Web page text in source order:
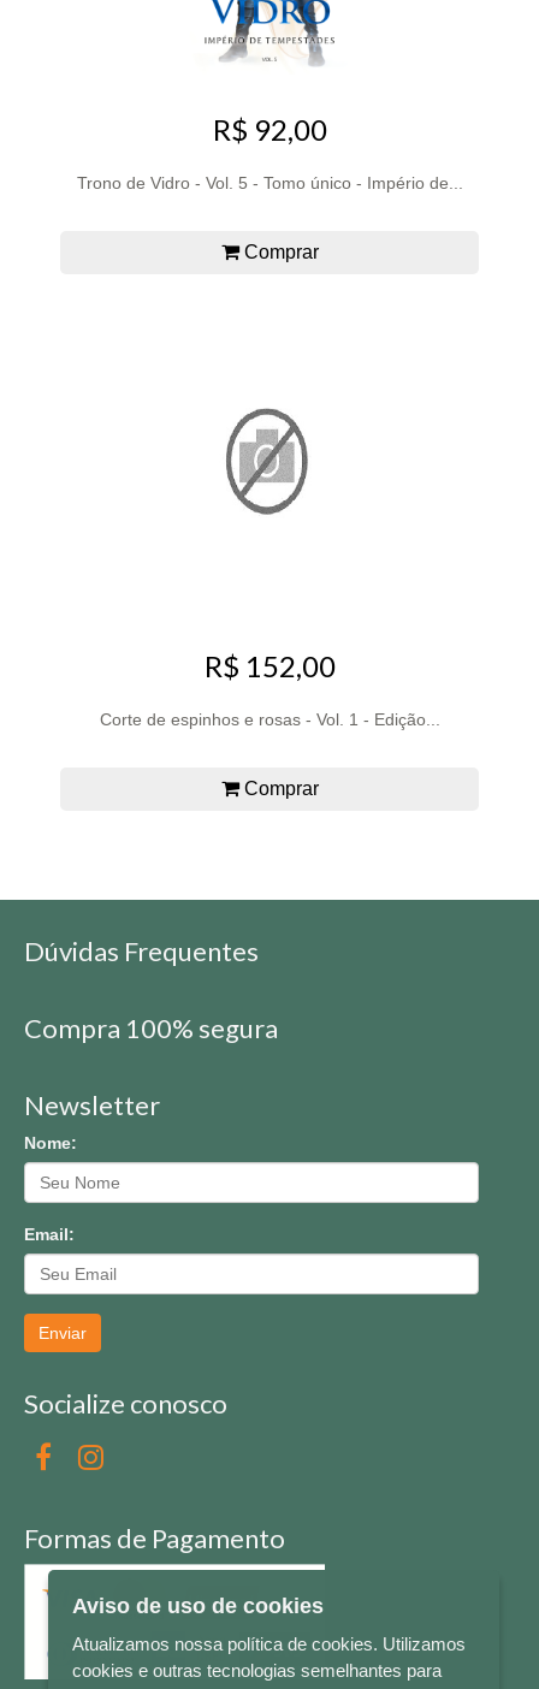
R$ 92,00
Trono de Vidro - Vol. 5 - Tomo único - Império de...
Comprar
R$ 152,00
Corte de espinhos e rosas - Vol. 1 - Edição...
Comprar
Dúvidas Frequentes
Compra 100% segura
Newsletter
Nome:
Email:
Enviar
Socialize conosco
Formas de Pagamento
Aviso de uso de cookies
Atualizamos nossa política de cookies. Utilizamos
cookies e outras tecnologias semelhantes para